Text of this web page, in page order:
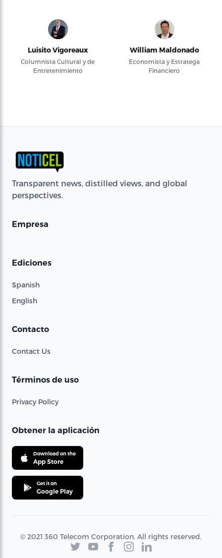
Luisito Vigoreaux
Columnista Cultural y de
Entretenimiento
William Maldonado
Economista y Estratega
Financiero
Transparent news, distilled views, and global
perspectives.
Empresa
Ediciones
Spanish
English
Contacto
Contact Us
Términos de uso
Privacy Policy
Obtener la aplicación
Download on the
App Store
Get it on
Google Play
© 2021 360 Telecom Corporation. All rights reserved.